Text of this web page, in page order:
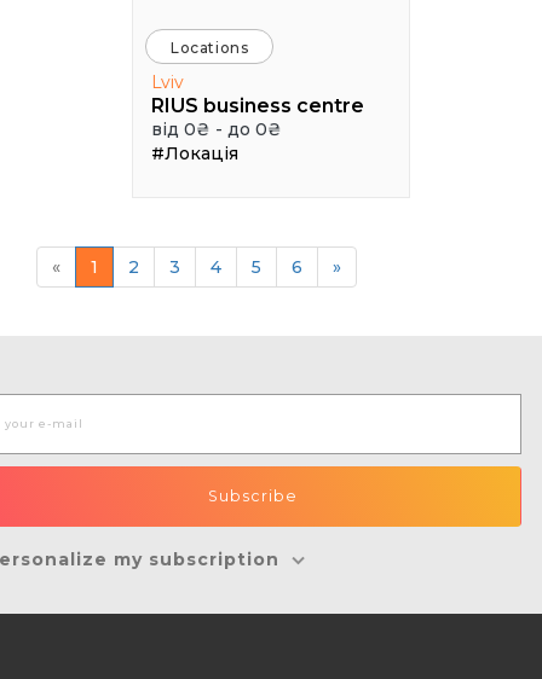
Locations
Lviv
RIUS business centre
від 0₴ - до 0₴
#Локація
« 1 2 3 4 5 6 »
my subscription